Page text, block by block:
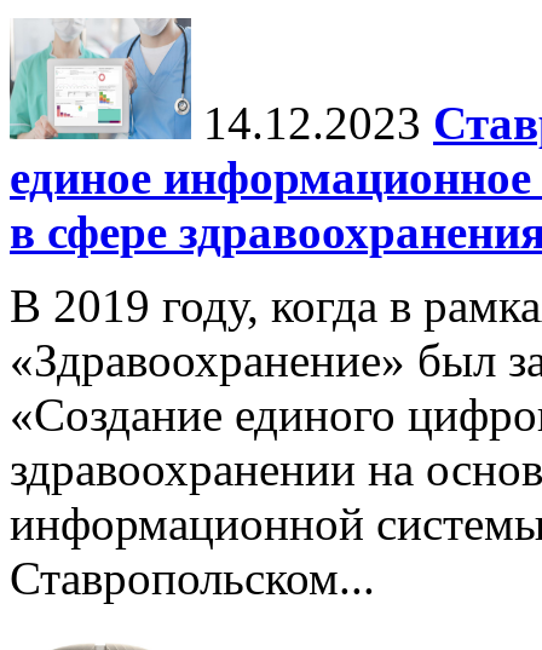
14.12.2023
единое
в сфере
В 2019 году, когда в
«Здравоохранение» был
«Создание единого
здравоохранении на
информационной
Ставропольском...